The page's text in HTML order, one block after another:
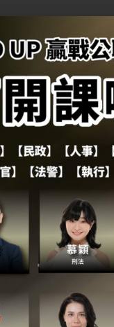
有『◎』為混合題型，
專業科目，其中專業
以下提供各類組的概
文60%)
文60%)